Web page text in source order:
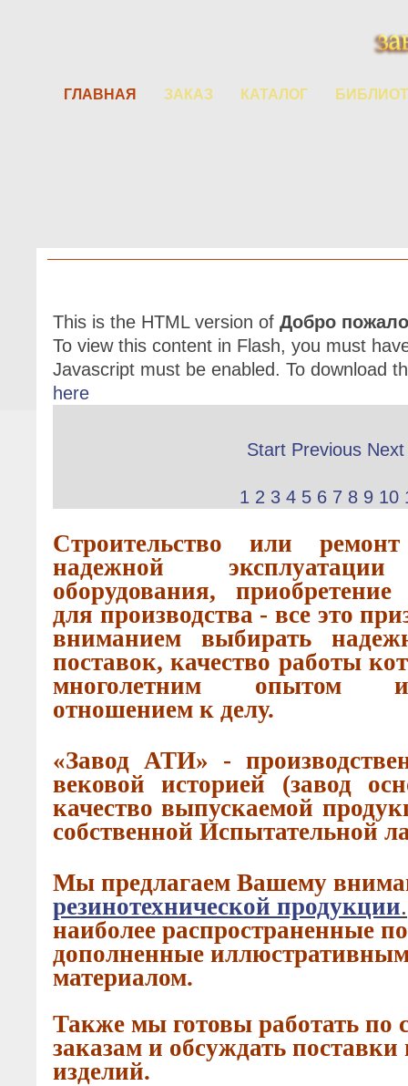
ГЛАВНАЯ ЗАКАЗ КАТАЛОГ
This is the HTML version of Добро
To view this content in Flash, you must
Javascript must be enabled. To download
here
Start Previous Next
1 2 3 4 5 6 7 8 9 10
Строительство или
надежной
оборудования,
для производства - все это
вниманием выбирать
поставок, качество работы
многолетним опытом и
отношением к делу.
«Завод АТИ» -
вековой историей (завод
качество выпускаемой
собственной Испытательной
Мы предлагаем Вашему
резинотехнической продукции.
наиболее распространенные
дополненные
материалом.
Также мы готовы работать по
заказам и обсуждать
изделий.